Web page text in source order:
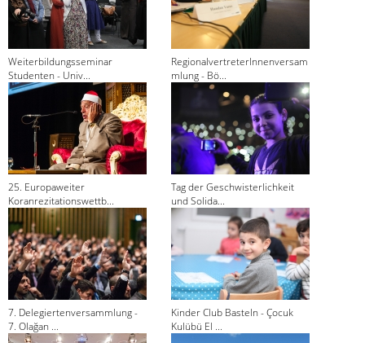
Weiterbildungsseminar
Studenten - Univ...
RegionalvertreterInnenversam
mlung - Bö...
25. Europaweiter
Koranrezitationswettb...
Tag der Geschwisterlichkeit
und Solida...
7. Delegiertenversammlung -
7. Olağan ...
Kinder Club Basteln - Çocuk
Kulübü El ...